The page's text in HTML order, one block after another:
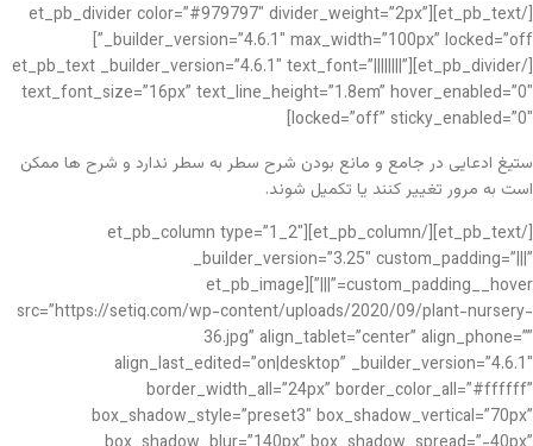
[/et_pb_text][et_pb_divider color=”#979797″ divider_weight=”2px”
_builder_version=”4.6.1″ max_width=”100px” locked=”off”]
[/et_pb_divider][et_pb_text _builder_version=”4.6.1″ text_font=”||||||||”
text_font_size=”16px” text_line_height=”1.8em” hover_enabled=”0″
locked=”off” sticky_enabled=”0″]
ستیغ ادعایی در جامع و مانع بودن شرح سطر به سطر ندارد و شرح ها ممکن
است به مرور تغییر کنند یا تکمیل شوند.
[/et_pb_text][/et_pb_column][et_pb_column type=”1_2″
_builder_version=”3.25″ custom_padding=”|||”
custom_padding__hover=”|||”][et_pb_image
src=”https://setiq.com/wp-content/uploads/2020/09/plant-nursery-
36.jpg” align_tablet=”center” align_phone=””
align_last_edited=”on|desktop” _builder_version=”4.6.1″
border_width_all=”24px” border_color_all=”#ffffff”
box_shadow_style=”preset3″ box_shadow_vertical=”70px”